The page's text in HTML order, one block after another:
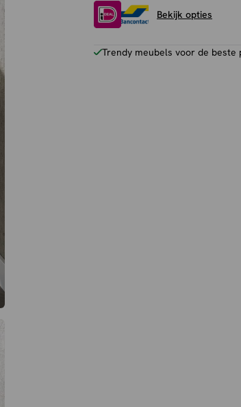
Bekijk opties
Trendy meubels voor de beste